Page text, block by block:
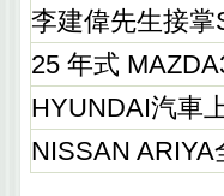
李建偉先生接
25 年式
HYUNDAI汽車
NISSAN